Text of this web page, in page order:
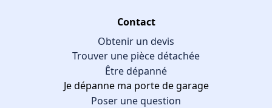
Contact
Obtenir un devis
Trouver une pièce détachée
Être dépanné
Je dépanne ma porte de garage
Poser une question